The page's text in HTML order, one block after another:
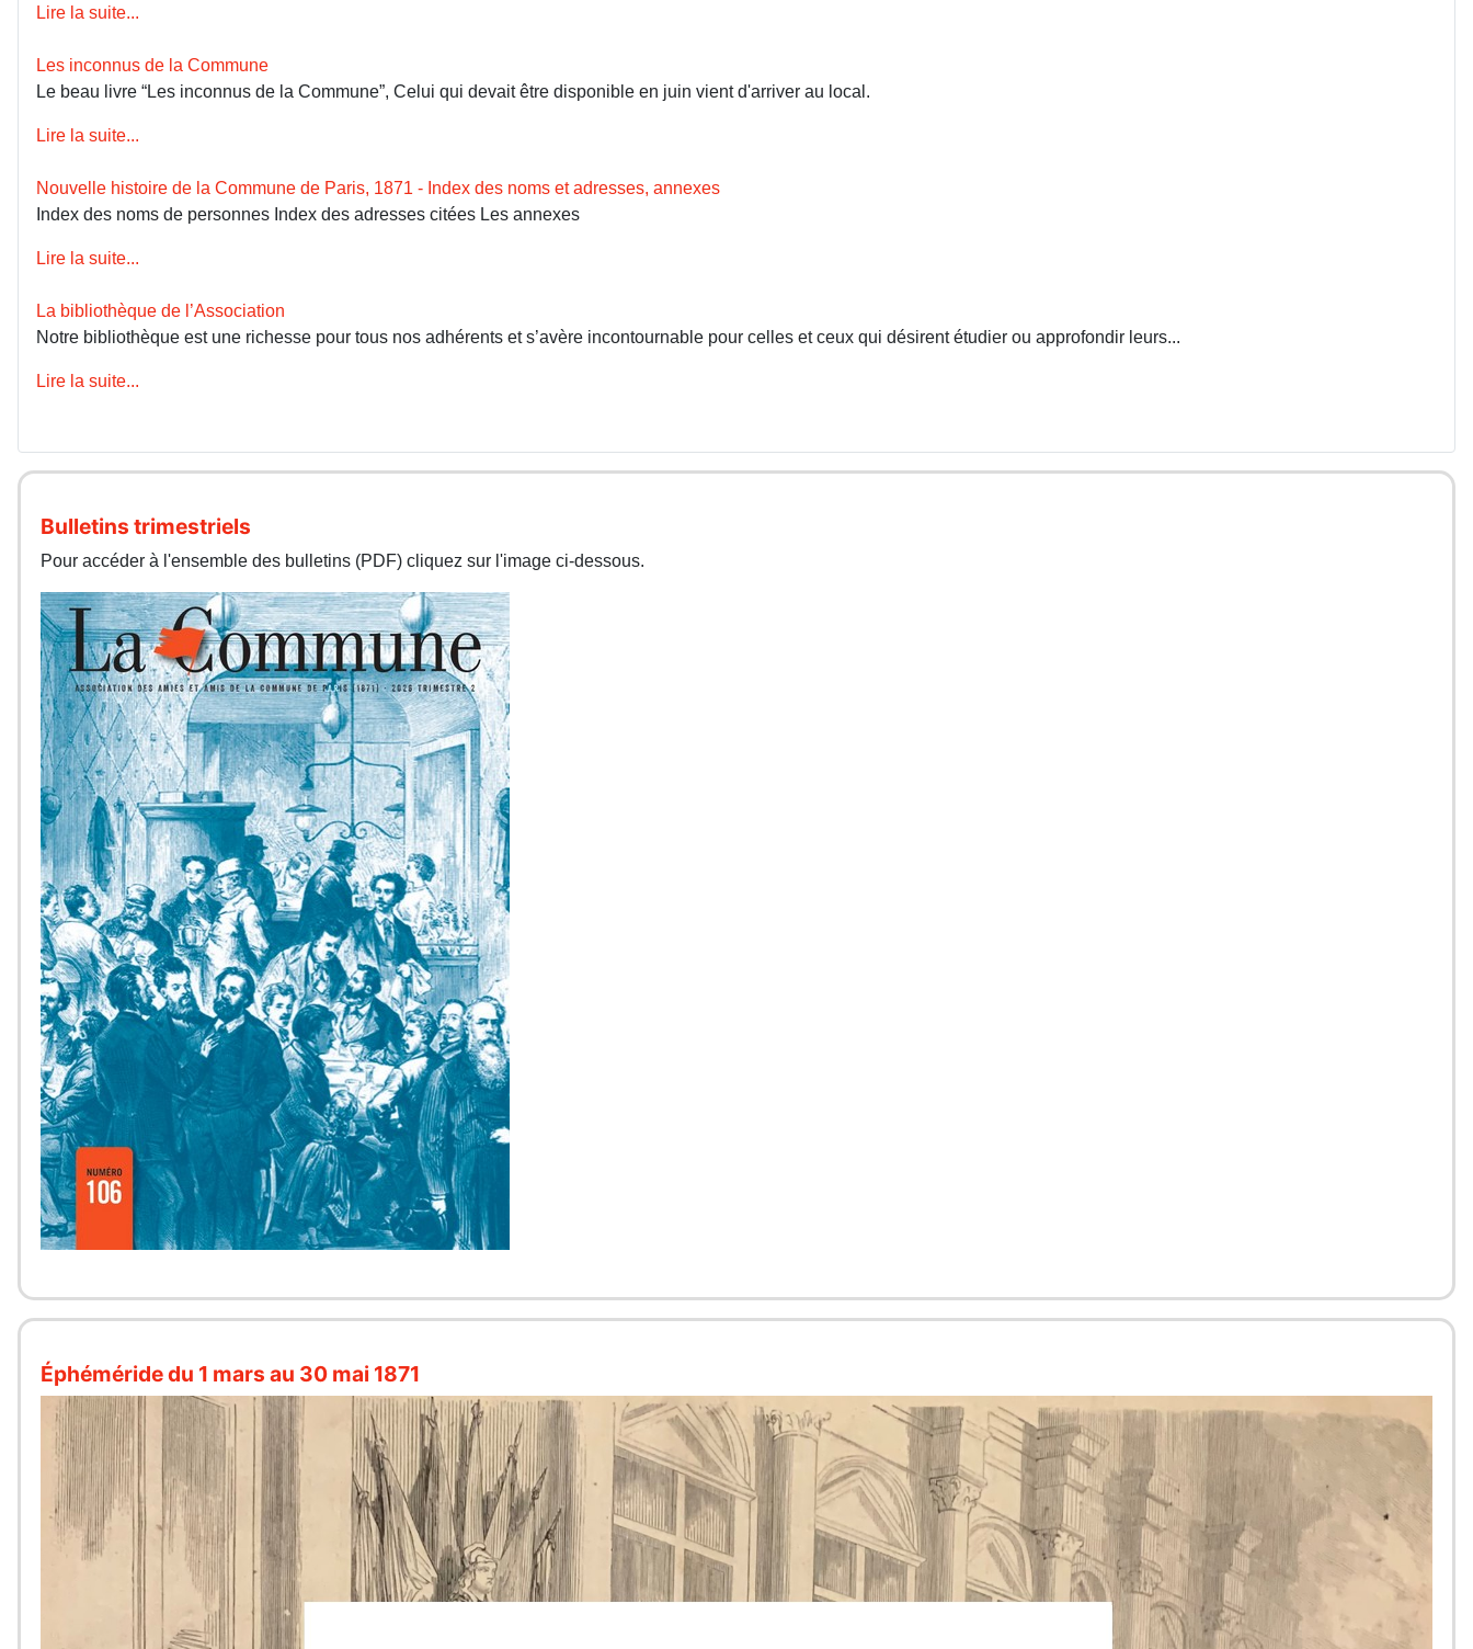
Lire la suite...
Les inconnus de la Commune
Le beau livre “Les inconnus de la Commune”, Celui qui devait être disponible en juin vient d'arriver au local.
Lire la suite...
Nouvelle histoire de la Commune de Paris, 1871 - Index des noms et adresses, annexes
Index des noms de personnes Index des adresses citées Les annexes
Lire la suite...
La bibliothèque de l’Association
Notre bibliothèque est une richesse pour tous nos adhérents et s’avère incontournable pour celles et ceux qui désirent étudier ou approfondir leurs...
Lire la suite...
Bulletins trimestriels
Pour accéder à l'ensemble des bulletins (PDF) cliquez sur l'image ci-dessous.
Éphéméride du 1 mars au 30 mai 1871